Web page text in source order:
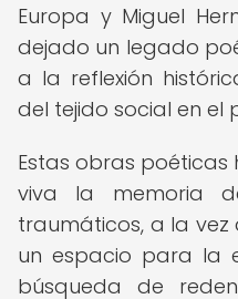
Europa y Miguel
dejado un legado
a la reflexión
del tejido social en el
Estas obras
viva la memoria
traumáticos, a la
un espacio para la
búsqueda de